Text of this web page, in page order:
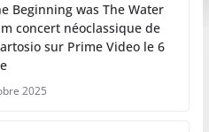
Beginning was The Water
concert néoclassique de
sur Prime Video le 6
2025